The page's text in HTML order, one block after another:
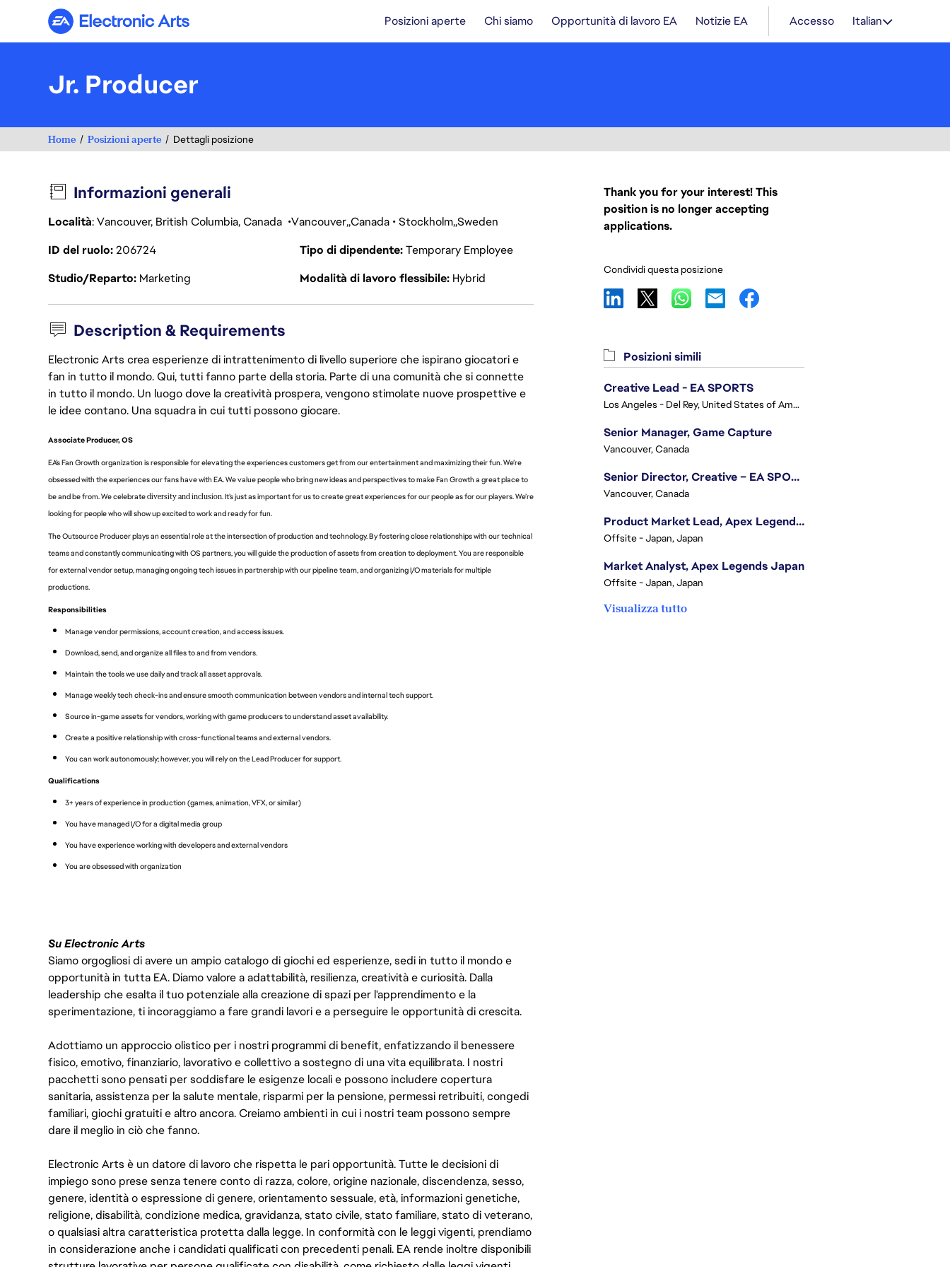
Electronic Arts Posizioni aperte Chi siamo Opportunità di lavoro EA Notizie EA Accesso Italian
Jr. Producer
Home Posizioni aperte Dettagli posizione
Informazioni generali
Località: Vancouver, British Columbia, Canada Vancouver Canada Stockholm Sweden
ID del ruolo206724 Tipo di dipendente Temporary Employee
Studio/Reparto Marketing Modalità di lavoro flessibile Hybrid
Description & Requirements
Electronic Arts crea esperienze di intrattenimento di livello superiore che ispirano giocatori e
fan in tutto il mondo. Qui, tutti fanno parte della storia. Parte di una comunità che si connette
in tutto il mondo. Un luogo dove la creatività prospera, vengono stimolate nuove prospettive e
le idee contano. Una squadra in cui tutti possono giocare.
Associate Producer, OS
EA’s Fan Growth organization is responsible for elevating the experiences customers get from our entertainment and maximizing their fun. We’re
obsessed with the experiences our fans have with EA. We value people who bring new ideas and perspectives to make Fan Growth a great place to
be and be from. We celebratediversity and inclusion. It’s just as important for us to create great experiences for our people as for our players. We’re
looking for people who will show up excited to work and ready for fun.
The Outsource Producer plays an essential role at the intersection of production and technology. By fostering close relationships with our technical
teams and constantly communicating with OS partners, you will guide the production of assets from creation to deployment. You are responsible
for external vendor setup, managing ongoing tech issues in partnership with our pipeline team, and organizing I/O materials for multiple
productions.
Responsibilities
Manage vendor permissions, account creation, and access issues.
Download, send, and organize all files to and from vendors.
Maintain the tools we use daily and track all asset approvals.
Manage weekly tech check-ins and ensure smooth communication between vendors and internal tech support.
Source in-game assets for vendors, working with game producers to understand asset availability.
Create a positive relationship with cross-functional teams and external vendors.
You can work autonomously; however, you will rely on the Lead Producer for support.
Qualifications
3+ years of experience in production (games, animation, VFX, or similar)
You have managed I/O for a digital media group
You have experience working with developers and external vendors
You are obsessed with organization
Su Electronic Arts
Siamo orgogliosi di avere un ampio catalogo di giochi ed esperienze, sedi in tutto il mondo e
opportunità in tutta EA. Diamo valore a adattabilità, resilienza, creatività e curiosità. Dalla
leadership che esalta il tuo potenziale alla creazione di spazi per l'apprendimento e la
sperimentazione, ti incoraggiamo a fare grandi lavori e a perseguire le opportunità di crescita.
Adottiamo un approccio olistico per i nostri programmi di benefit, enfatizzando il benessere
fisico, emotivo, finanziario, lavorativo e collettivo a sostegno di una vita equilibrata. I nostri
pacchetti sono pensati per soddisfare le esigenze locali e possono includere copertura
sanitaria, assistenza per la salute mentale, risparmi per la pensione, permessi retribuiti, congedi
familiari, giochi gratuiti e altro ancora. Creiamo ambienti in cui i nostri team possono sempre
dare il meglio in ciò che fanno.
Electronic Arts è un datore di lavoro che rispetta le pari opportunità. Tutte le decisioni di
impiego sono prese senza tenere conto di razza, colore, origine nazionale, discendenza, sesso,
genere, identità o espressione di genere, orientamento sessuale, età, informazioni genetiche,
religione, disabilità, condizione medica, gravidanza, stato civile, stato familiare, stato di veterano,
o qualsiasi altra caratteristica protetta dalla legge. In conformità con le leggi vigenti, prendiamo
in considerazione anche i candidati qualificati con precedenti penali. EA rende inoltre disponibili
Thank you for your interest! This
position is no longer accepting
applications.
Condividi questa posizione
Posizioni simili
Creative Lead - EA SPORTS
Los Angeles - Del Rey, United States of America
Senior Manager, Game Capture
Vancouver, Canada
Senior Director, Creative – EA SPORTS FC
Vancouver, Canada
Product Market Lead, Apex Legends Japan
Offsite - Japan, Japan
Market Analyst, Apex Legends Japan
Offsite - Japan, Japan
Visualizza tutto